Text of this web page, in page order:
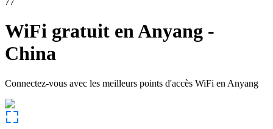
WiFi gratuit enAnyang -
China
Connectez-vous avec les meilleurs points d'accès WiFi en Anyang